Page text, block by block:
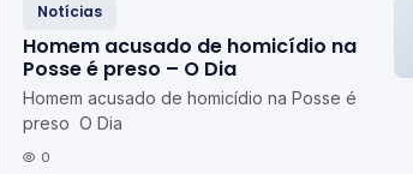
Notícias
Homem acusado de homicídio na
Posse é preso – O Dia
Homem acusado de homicídio na Posse é
preso O Dia
0